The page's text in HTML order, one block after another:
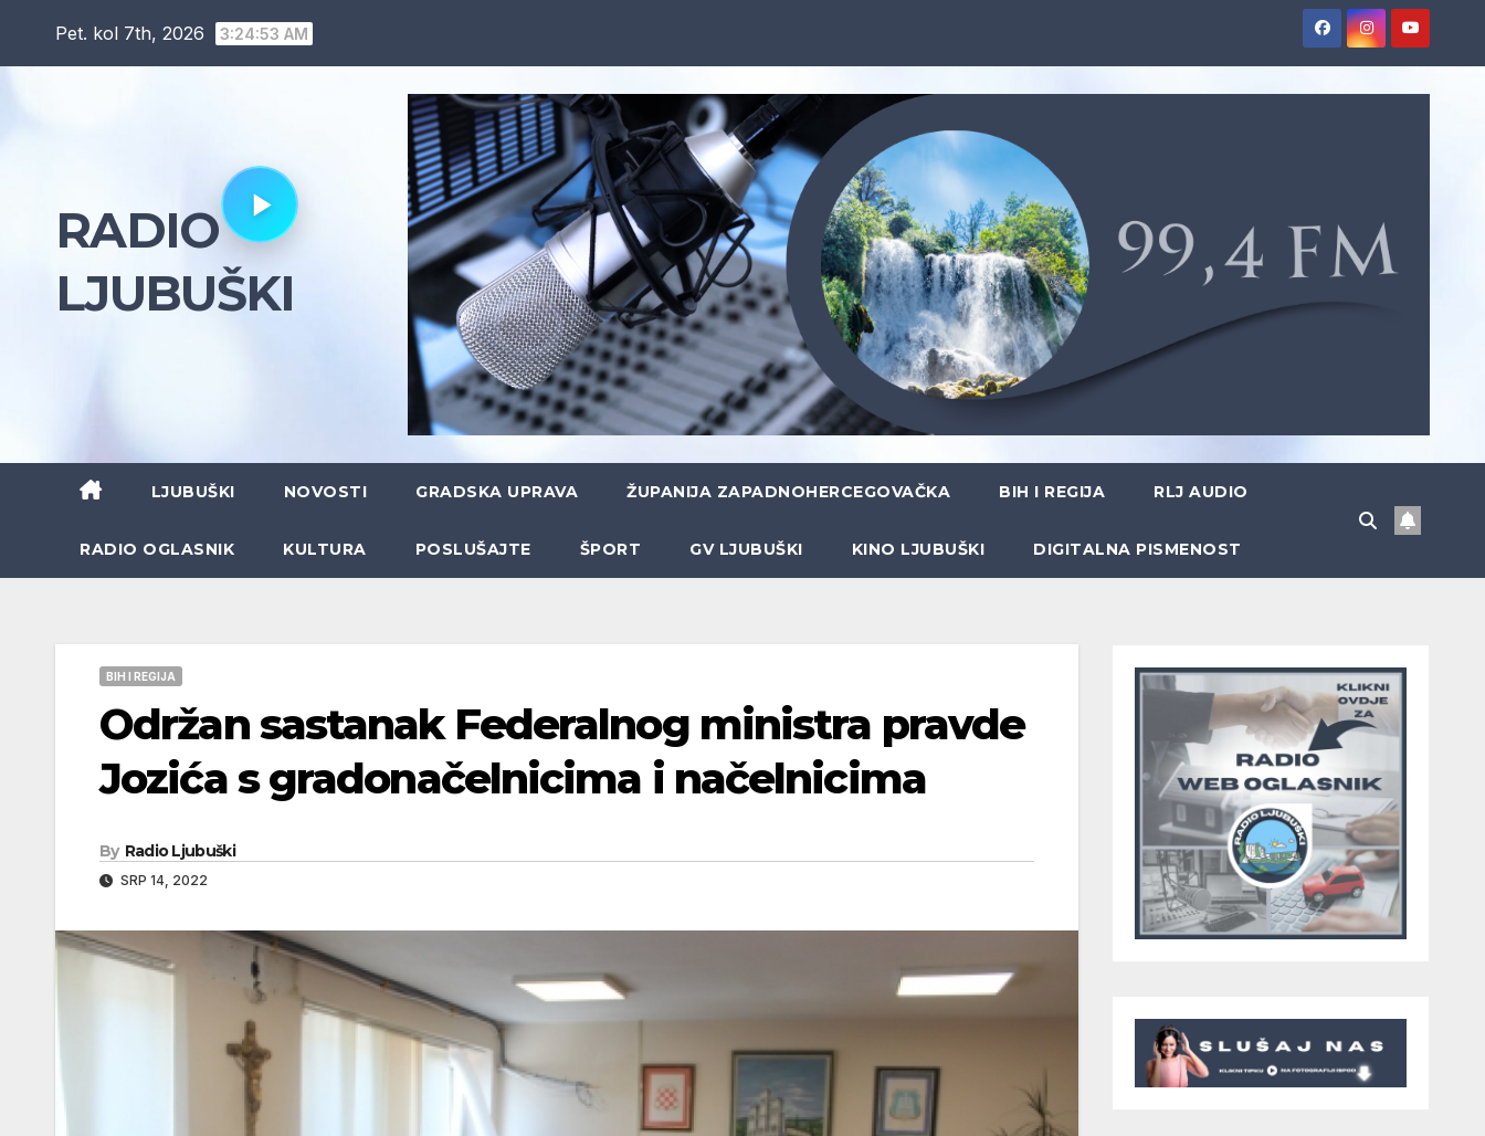
Pet. kol 7th, 2026 3:24:55 AM
RADIO
LJUBUŠKI
LJUBUŠKI NOVOSTI GRADSKA UPRAVA ŽUPANIJA ZAPADNOHERCEGOVAČKA BIH I REGIJA RLJ AUDIO
RADIO OGLASNIK KULTURA POSLUŠAJTE ŠPORT GV LJUBUŠKI KINO LJUBUŠKI DIGITALNA PISMENOST
BIH I REGIJA
Održan sastanak Federalnog ministra pravde
Jozića s gradonačelnicima i načelnicima
By Radio Ljubuški
SRP 14, 2022